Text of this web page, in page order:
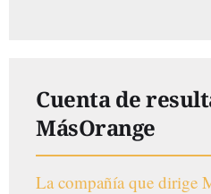
Cuenta de
MásOrange
La compañía que dirige